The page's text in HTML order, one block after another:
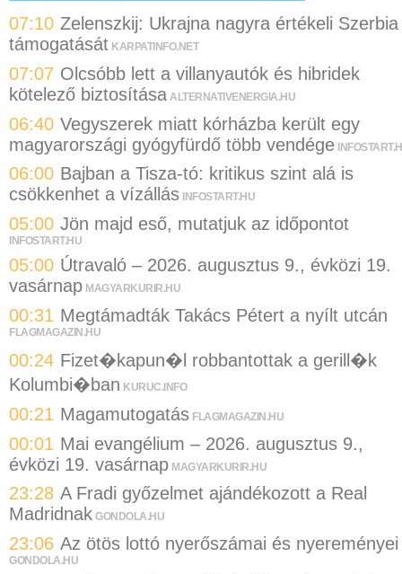
07:10 Zelenszkij: Ukrajna nagyra értékeli Szerbia
támogatását KARPATINFO.NET
07:07 Olcsóbb lett a villanyautók és hibridek
kötelező biztosítása ALTERNATIVENERGIA.HU
06:40 Vegyszerek miatt kórházba került egy
magyarországi gyógyfürdő több vendége
06:00 Bajban a Tisza-tó: kritikus szint alá is
csökkenhet a vízállás INFOSTART.HU
05:00 Jön majd eső, mutatjuk az időpontot
INFOSTART.HU
05:00 Útravaló – 2026. augusztus 9., évközi 19.
vasárnap MAGYARKURIR.HU
00:31 Megtámadták Takács Pétert a nyílt utcán
FLAGMAGAZIN.HU
00:24 Fizet�kapun�l robbantottak a gerill�k
Kolumbi�ban KURUC.INFO
00:21 Magamutogatás FLAGMAGAZIN.HU
00:01 Mai evangélium – 2026. augusztus 9.,
évközi 19. vasárnap MAGYARKURIR.HU
23:28 A Fradi győzelmet ajándékozott a Real
Madridnak GONDOLA.HU
23:06 Az ötös lottó nyerőszámai és nyereményei
GONDOLA.HU